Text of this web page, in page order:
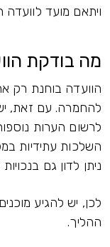
ויתאם מועד לוועדה
מה בודקת
הוועדה בוחנת רק
להחמרה. עם זאת,
לרשום הערות
השלכות עתידיות
ניתן לדון גם
לכן, יש להגיע
ההליך.